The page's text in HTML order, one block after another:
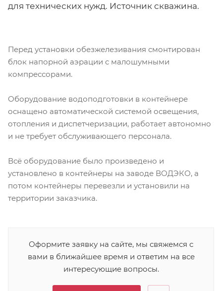
для технических нужд. Источник скважина.
Перед установки обезжелезивания смонтирован
блок напорной аэрации с малошумными
компрессорами.
Оборудование водоподготовки в контейнере
оснащено автоматической системой освещения,
отопления и диспетчеризации, работает автономно
и не требует обслуживающего персонала.
Всё оборудование было произведено и
установлено в контейнеры на заводе ВОДЭКО, а
потом контейнеры перевезли и установили на
территории заказчика.
Оформите заявку на сайте, мы свяжемся с
вами в ближайшее время и ответим на все
интересующие вопросы.